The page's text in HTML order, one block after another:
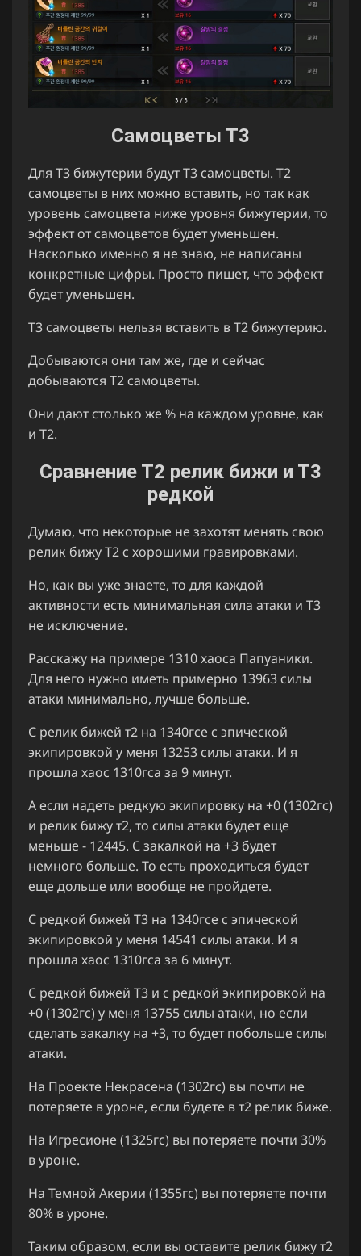
Самоцветы Т3
Для Т3 бижутерии будут Т3 самоцветы. Т2
самоцветы в них можно вставить, но так как
уровень самоцвета ниже уровня бижутерии, то
эффект от самоцветов будет уменьшен.
Насколько именно я не знаю, не написаны
конкретные цифры. Просто пишет, что эффект
будет уменьшен.
Т3 самоцветы нельзя вставить в Т2 бижутерию.
Добываются они там же, где и сейчас
добываются Т2 самоцветы.
Они дают столько же % на каждом уровне, как
и Т2.
Сравнение Т2 релик бижи и Т3
редкой
Думаю, что некоторые не захотят менять свою
релик бижу Т2 с хорошими гравировками.
Но, как вы уже знаете, то для каждой
активности есть минимальная сила атаки и Т3
не исключение.
Расскажу на примере 1310 хаоса Папуаники.
Для него нужно иметь примерно 13963 силы
атаки минимально, лучше больше.
С релик бижей т2 на 1340гсе с эпической
экипировкой у меня 13253 силы атаки. И я
прошла хаос 1310гса за 9 минут.
А если надеть редкую экипировку на +0 (1302гс)
и релик бижу т2, то силы атаки будет еще
меньше - 12445. С закалкой на +3 будет
немного больше. То есть проходиться будет
еще дольше или вообще не пройдете.
С редкой бижей Т3 на 1340гсе с эпической
экипировкой у меня 14541 силы атаки. И я
прошла хаос 1310гса за 6 минут.
С редкой бижей Т3 и с редкой экипировкой на
+0 (1302гс) у меня 13755 силы атаки, но если
сделать закалку на +3, то будет побольше силы
атаки.
На Проекте Некрасена (1302гс) вы почти не
потеряете в уроне, если будете в т2 релик биже.
На Игресионе (1325гс) вы потеряете почти 30%
в уроне.
На Темной Акерии (1355гс) вы потеряете почти
80% в уроне.
Таким образом, если вы оставите релик бижу т2